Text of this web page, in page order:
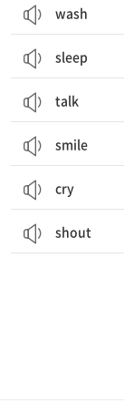
wash
sleep
talk
smile
cry
shout